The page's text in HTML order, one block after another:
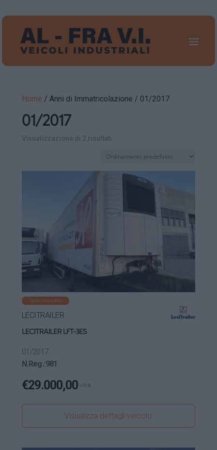
Home / Anni di Immatricolazione / 01/2017
01/2017
Visualizzazione di 2 risultati
Semirimorchio
LECITRAILER
LECITRAILER LFT-3ES
01/2017
N.Reg.:981
€29.000,00 +IVA
Visualizza dettagli veicolo